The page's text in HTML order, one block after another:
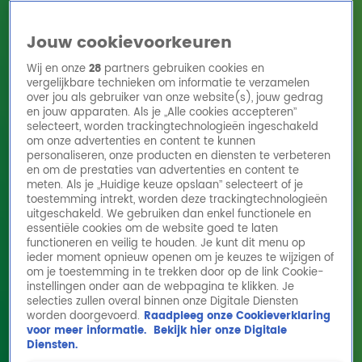
HomeActiesRadioshows DJ'sRadio 10 zendersHitlijsten
Radio luisteren
Volg Radio 10
Zoeken
HomeOnline Radio LuisterenActiesShowsAlle zenders
Mascotte Bikkel gaat voor Yvette mee naar
boven tijdens Alpe d'HuZes
2 juni 2026, 13:51
Jouw cookievoorkeuren
Wij en onze28 partners gebruiken cookies en
vergelijkbare technieken om informatie te verzamelen
over jou als gebruiker van onze website(s), jouw gedrag
en jouw apparaten. Als je „Alle cookies accepteren”
selecteert, worden trackingtechnologieën ingeschakeld
om onze advertenties en content te kunnen
personaliseren, onze producten en diensten te verbeteren
en om de prestaties van advertenties en content te
meten. Als je „Huidige keuze opslaan” selecteert of je
toestemming intrekt, worden deze trackingtechnologieën
uitgeschakeld. We gebruiken dan enkel functionele en
essentiële cookies om de website goed te laten
functioneren en veilig te houden. Je kunt dit menu op
ieder moment opnieuw openen om je keuzes te wijzigen of
om je toestemming in te trekken door op de link Cookie-
instellingen onder aan de webpagina te klikken. Je
selecties zullen overal binnen onze Digitale Diensten
worden doorgevoerd. Raadpleeg onze Cookieverklaring
voor meer informatie. Bekijk hier onze Digitale
Diensten.